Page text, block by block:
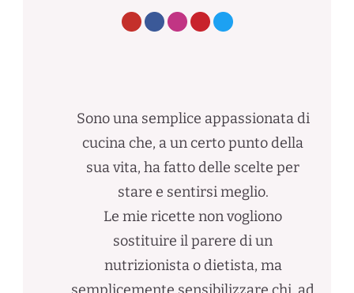
Sono una semplice appassionata di
cucina che, a un certo punto della
sua vita, ha fatto delle scelte per
stare e sentirsi meglio.
Le mie ricette non vogliono
sostituire il parere di un
nutrizionista o dietista, ma